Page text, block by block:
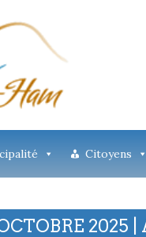
Citoyens
2025